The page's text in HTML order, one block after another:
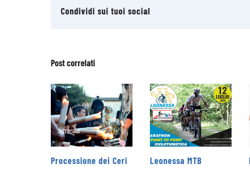
Condividi sui tuoi social
Post correlati
dei Ceri
Leonessa MTB
la Pro Loco di